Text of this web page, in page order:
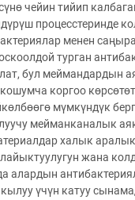
чейин тийип
процесстеринде
менен
турган
бул меймандардын
коргоо
мүмкүндүк
мейманканалык
халык аралык
жана
алардын
үчүн катуу